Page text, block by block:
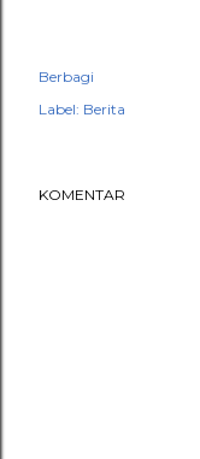
Berbagi
Label: Berita
KOMENTAR